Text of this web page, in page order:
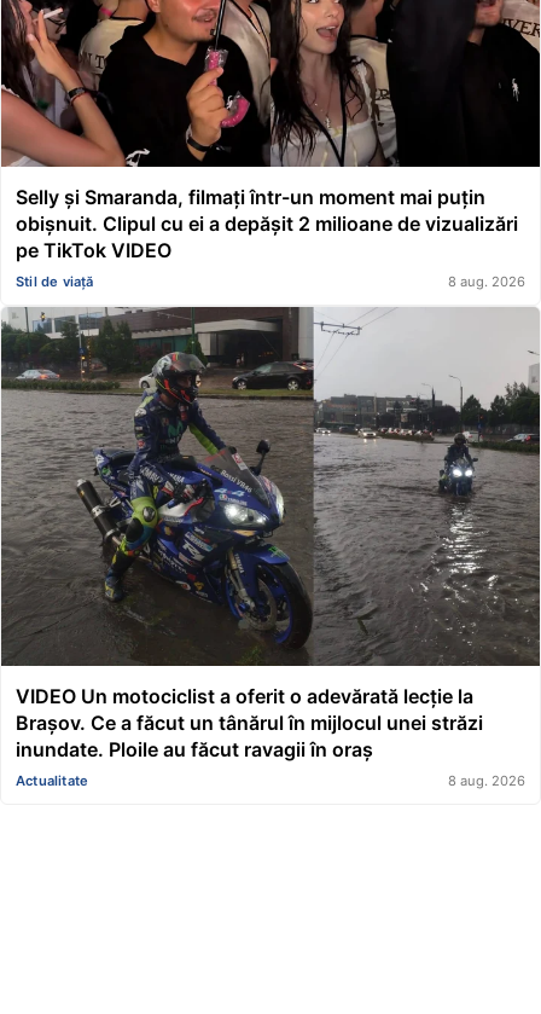
Selly și Smaranda, filmați într-un moment mai puțin
obișnuit. Clipul cu ei a depășit 2 milioane de vizualizări
pe TikTok VIDEO
Stil de viață 8 aug. 2026
VIDEO Un motociclist a oferit o adevărată lecție la
Brașov. Ce a făcut un tânărul în mijlocul unei străzi
inundate. Ploile au făcut ravagii în oraș
Actualitate 8 aug. 2026